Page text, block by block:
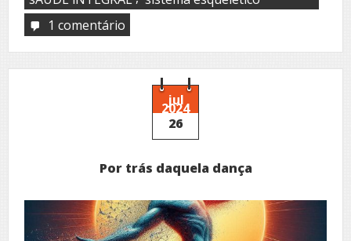
1 comentário
coluna
vertebral
saúde
bem-
jul
2024
26
Por trás daquela dança